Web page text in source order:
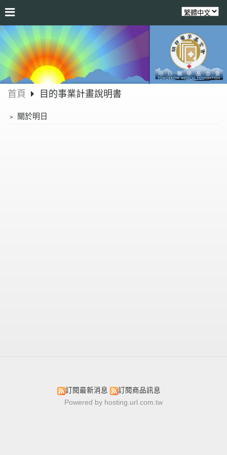
首頁 目的事業計畫說明書
﹥ 關於明日
訂閱最新消息
訂閱商品訊息
Powered by hosting.url.com.tw